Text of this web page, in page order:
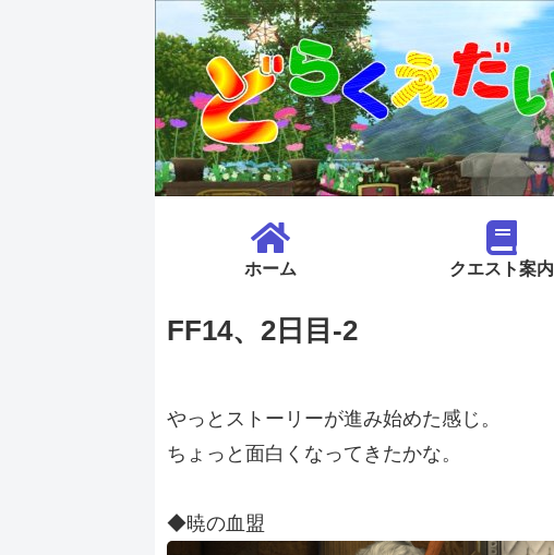
ホーム クエスト案内
FF14、2日目-2
やっとストーリーが進み始めた感じ。
ちょっと面白くなってきたかな。
◆暁の血盟